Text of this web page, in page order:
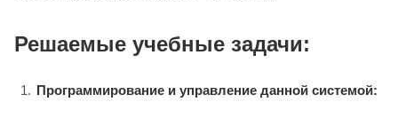
Решаемые учебные задачи:
Программирование и управление данной системой: